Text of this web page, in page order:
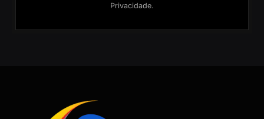
Privacidade.